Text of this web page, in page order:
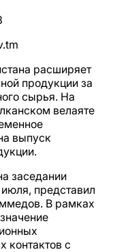
расширяет
продукции за
сырья. На
велаяте
выпуск
заседании
представил
В рамках
контактов с